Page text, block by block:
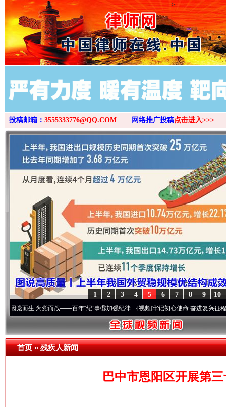
>
投稿邮箱： 3555333776@QQ.COM 网络推广投稿点击进入>>>
10
9
8
7
6
5
4
3
2
1
党而战——百年“纪”事⑧加强纪律..·[视频]牢记初心使命 奋进复兴征程丨“转折之城”
首页»残疾人新闻
巴中市恩阳区开展第